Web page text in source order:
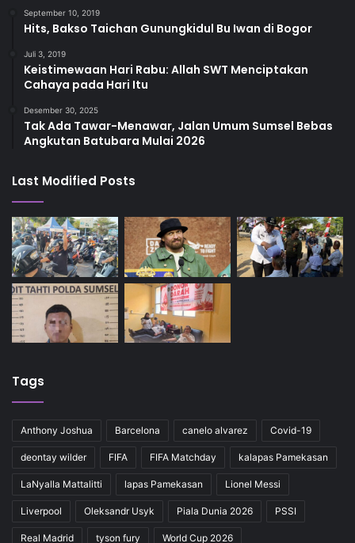
September 10, 2019
Hits, Bakso Taichan Gunungkidul Bu Iwan di Bogor
Juli 3, 2019
Keistimewaan Hari Rabu: Allah SWT Menciptakan
Cahaya pada Hari Itu
Desember 30, 2025
Tak Ada Tawar-Menawar, Jalan Umum Sumsel Bebas
Angkutan Batubara Mulai 2026
Last Modified Posts
Tags
Anthony Joshua Barcelona canelo alvarez Covid-19
deontay wilder FIFA FIFA Matchday kalapas Pamekasan
LaNyalla Mattalitti lapas Pamekasan Lionel Messi
Liverpool Oleksandr Usyk Piala Dunia 2026 PSSI
Real Madrid tyson fury World Cup 2026